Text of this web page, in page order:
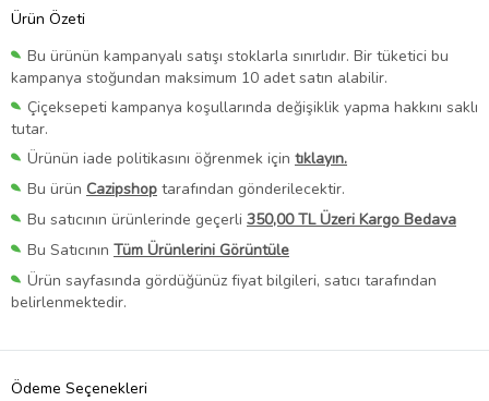
Ürün Özeti
Bu ürünün kampanyalı satışı stoklarla sınırlıdır. Bir tüketici bu
kampanya stoğundan maksimum 10 adet satın alabilir.
Çiçeksepeti kampanya koşullarında değişiklik yapma hakkını saklı
tutar.
Ürünün iade politikasını öğrenmek için tıklayın.
Bu ürün Cazipshop tarafından gönderilecektir.
Bu satıcının ürünlerinde geçerli 350,00 TL Üzeri Kargo Bedava
Bu Satıcının Tüm Ürünlerini Görüntüle
Ürün sayfasında gördüğünüz fiyat bilgileri, satıcı tarafından
belirlenmektedir.
Ödeme Seçenekleri